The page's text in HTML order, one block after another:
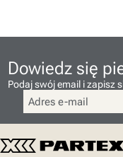
Dowiedz się
Podaj swój email i zapisz